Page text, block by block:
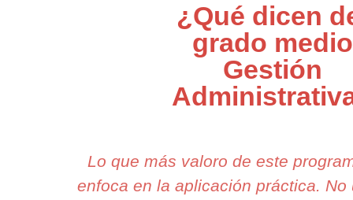
¿Qué dicen
grado medio
Gestión
Lo que más valoro de este
enfoca en la aplicación práctica. No